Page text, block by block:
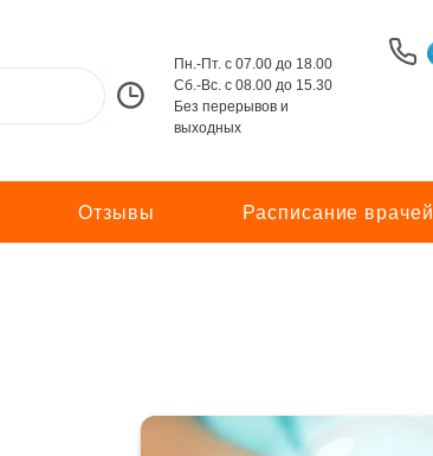
Пн.-Пт. с 07.00 до 18.00
Сб.-Вс. с 08.00 до 15.30
Без перерывов и
выходных
Отзывы Расписание врачей